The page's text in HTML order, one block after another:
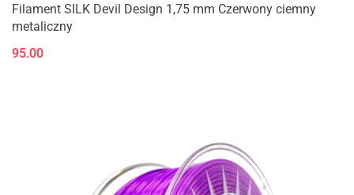
Filament SILK Devil Design 1,75 mm Czerwony ciemny
metaliczny
95.00